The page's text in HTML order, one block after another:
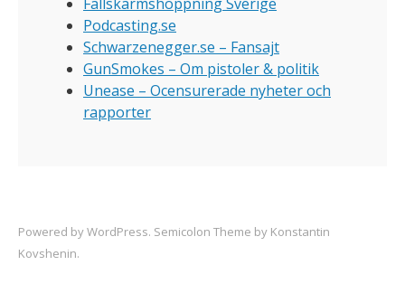
Podcasting.se
Schwarzenegger.se – Fansajt
GunSmokes – Om pistoler & politik
Unease – Ocensurerade nyheter och
rapporter
Powered byWordPress. Semicolon Theme by Konstantin
Kovshenin.